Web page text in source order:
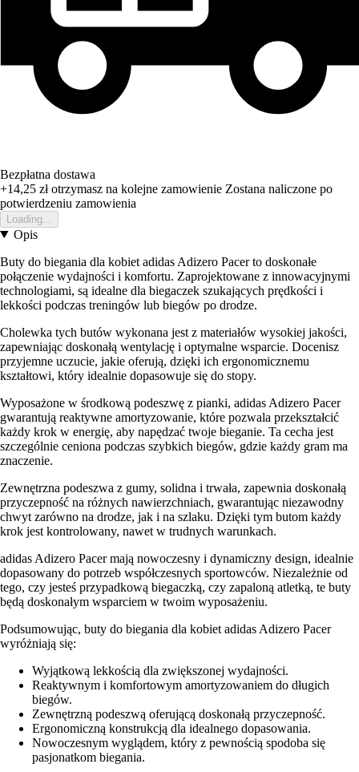
Bezpłatna dostawa
+14,25 złotrzymasz na kolejne zamowienie Zostana naliczone po
potwierdzeniu zamowienia
Loading...
Opis
Buty do biegania dla kobiet adidas Adizero Pacer to doskonałe
połączenie wydajności i komfortu. Zaprojektowane z innowacyjnymi
technologiami, są idealne dla biegaczek szukających prędkości i
lekkości podczas treningów lub biegów po drodze.
Cholewka tych butów wykonana jest z materiałów wysokiej jakości,
zapewniając doskonałą wentylację i optymalne wsparcie. Docenisz
przyjemne uczucie, jakie oferują, dzięki ich ergonomicznemu
kształtowi, który idealnie dopasowuje się do stopy.
Wyposażone w środkową podeszwę z pianki, adidas Adizero Pacer
gwarantują reaktywne amortyzowanie, które pozwala przekształcić
każdy krok w energię, aby napędzać twoje bieganie. Ta cecha jest
szczególnie ceniona podczas szybkich biegów, gdzie każdy gram ma
znaczenie.
Zewnętrzna podeszwa z gumy, solidna i trwała, zapewnia doskonałą
przyczepność na różnych nawierzchniach, gwarantując niezawodny
chwyt zarówno na drodze, jak i na szlaku. Dzięki tym butom każdy
krok jest kontrolowany, nawet w trudnych warunkach.
adidas Adizero Pacer mają nowoczesny i dynamiczny design, idealnie
dopasowany do potrzeb współczesnych sportowców. Niezależnie od
tego, czy jesteś przypadkową biegaczką, czy zapaloną atletką, te buty
będą doskonałym wsparciem w twoim wyposażeniu.
Podsumowując, buty do biegania dla kobiet adidas Adizero Pacer
wyróżniają się:
Wyjątkową lekkością dla zwiększonej wydajności.
Reaktywnym i komfortowym amortyzowaniem do długich
biegów.
Zewnętrzną podeszwą oferującą doskonałą przyczepność.
Ergonomiczną konstrukcją dla idealnego dopasowania.
Nowoczesnym wyglądem, który z pewnością spodoba się
pasjonatkom biegania.